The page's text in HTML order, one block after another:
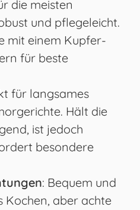
die meisten
und pflegeleicht.
mit einem Kupfer-
für beste
für langsames
Hält die
ist jedoch
besondere
: Bequem und
Kochen, aber achte